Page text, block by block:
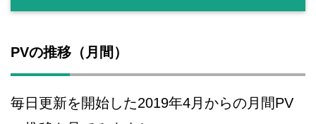
PVの推移（月間）
毎日更新を開始した2019年4月からの月間PV